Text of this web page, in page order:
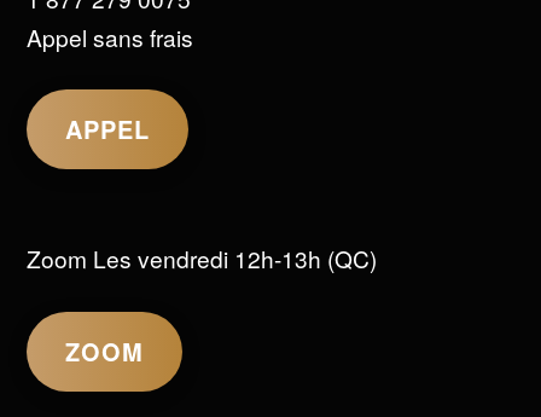
Appel sans frais
APPEL
Zoom Les vendredi 12h-13h (QC)
ZOOM